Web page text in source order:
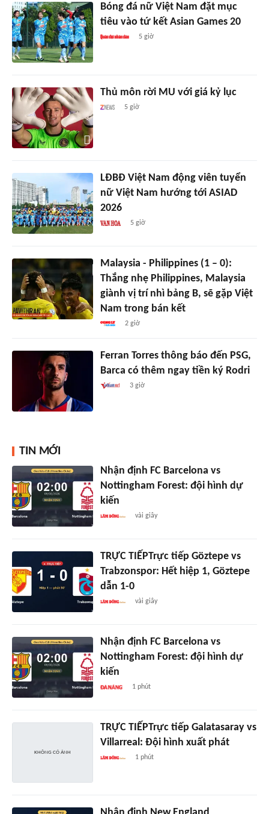
Bóng đá nữ Việt Nam đặt mục
tiêu vào tứ kết Asian Games 20
5 giờ
Thủ môn rời MU với giá kỷ lục
5 giờ
LĐBĐ Việt Nam động viên tuyển
nữ Việt Nam hướng tới ASIAD
2026
5 giờ
Malaysia - Philippines (1 – 0):
Thắng nhẹ Philippines, Malaysia
giành vị trí nhì bảng B, sẽ gặp Việt
Nam trong bán kết
2 giờ
Ferran Torres thông báo đến PSG,
Barca có thêm ngay tiền ký Rodri
3 giờ
TIN MỚI
Nhận định FC Barcelona vs
Nottingham Forest: đội hình dự
kiến
vài giây
TRỰC TIẾPTrực tiếp Göztepe vs
Trabzonspor: Hết hiệp 1, Göztepe
dẫn 1-0
vài giây
Nhận định FC Barcelona vs
Nottingham Forest: đội hình dự
kiến
1 phút
TRỰC TIẾPTrực tiếp Galatasaray vs
Villarreal: Đội hình xuất phát
1 phút